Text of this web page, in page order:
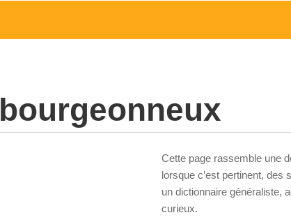
bourgeonneux
Cette page rassemble une
lorsque c’est pertinent,
un dictionnaire généraliste,
curieux.